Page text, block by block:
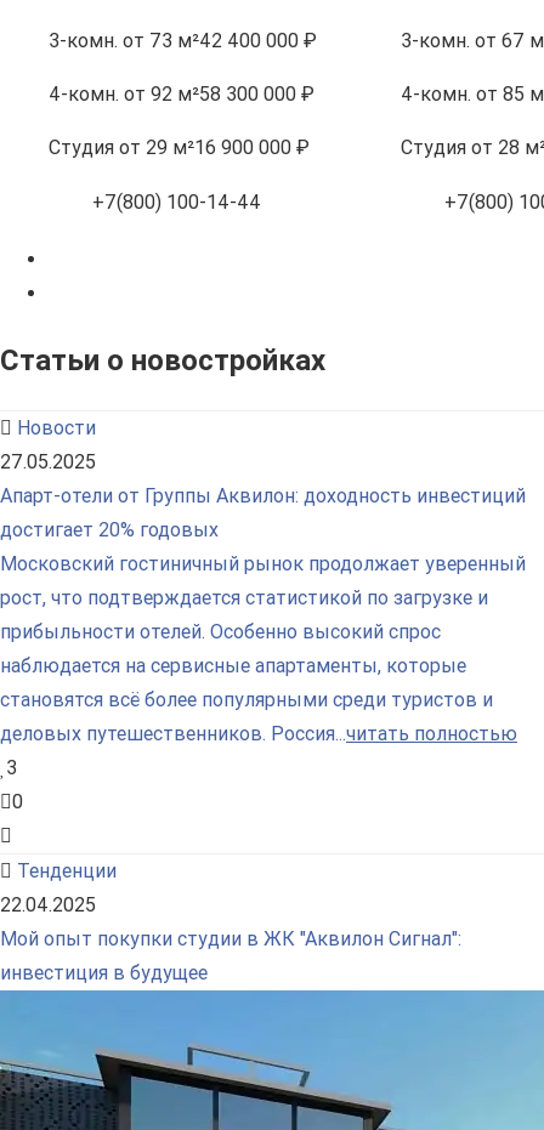
3-комн. от 73 м²42 400 000 ₽
4-комн. от 92 м²58 300 000 ₽
Студия от 29 м²16 900 000 ₽
+7(800) 100-14-44
3-комн. от 67
4-комн. от 85
Студия от 28
+7(800)
Статьи о новостройках
Новости
27.05.2025
Апарт-отели от Группы Аквилон: доходность инвестиций
достигает 20% годовых
Московский гостиничный рынок продолжает уверенный
рост, что подтверждается статистикой по загрузке и
прибыльности отелей. Особенно высокий спрос
наблюдается на сервисные апартаменты, которые
становятся всё более популярными среди туристов и
деловых путешественников. Россия...читать полностью
3
0
Тенденции
22.04.2025
Мой опыт покупки студии в ЖК "Аквилон Сигнал":
инвестиция в будущее